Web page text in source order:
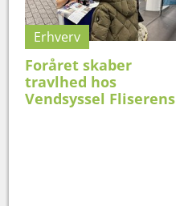
Erhverv
Foråret skaber
travlhed hos
Vendsyssel Fliserens